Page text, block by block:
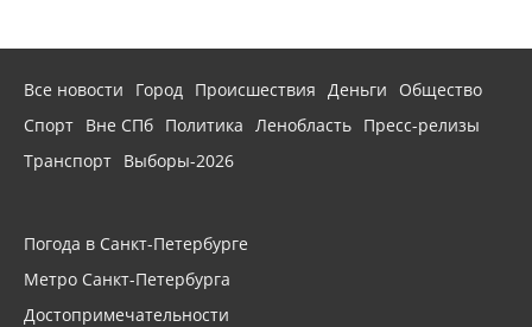
Все новости Город Происшествия Деньги
Общество
Спорт Вне СПб Политика Ленобласть Пресс-релизы
Транспорт Выборы-2026
Погода в Санкт-Петербурге
Метро Санкт-Петербурга
Достопримечательности